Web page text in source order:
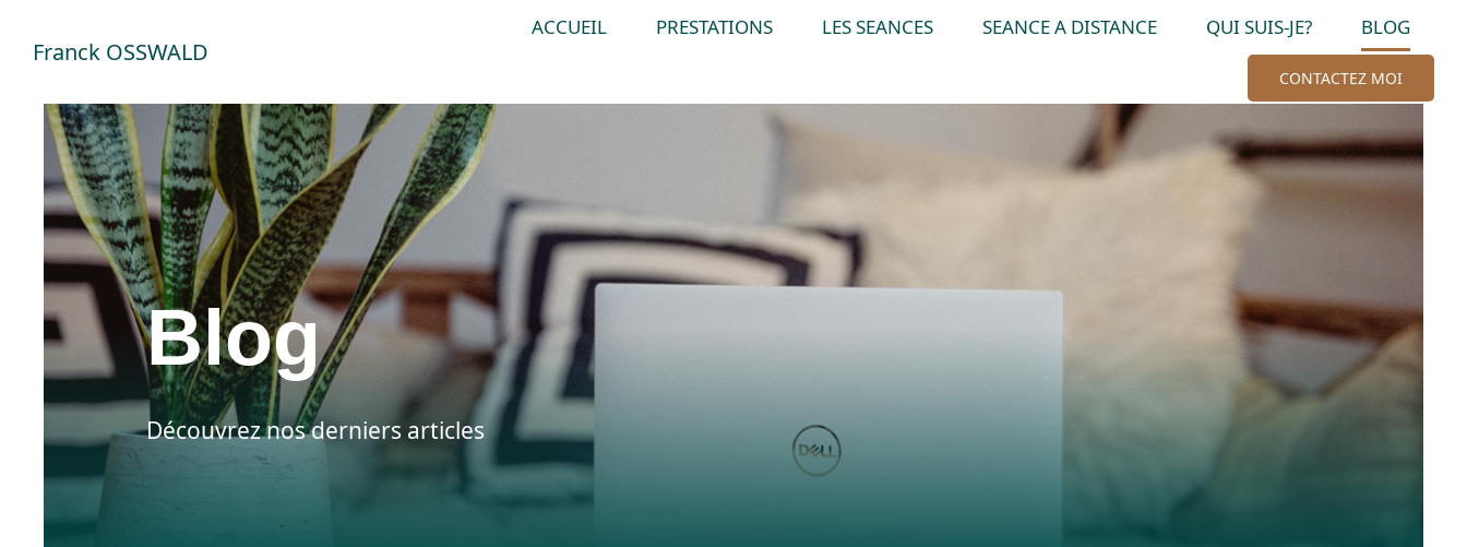
content
Franck OSSWALD
ACCUEIL PRESTATIONS LES SEANCES SEANCE A DISTANCE QUI SUIS-JE? BLOG
CONTACTEZ MOI
Blog
Découvrez nos derniers articles